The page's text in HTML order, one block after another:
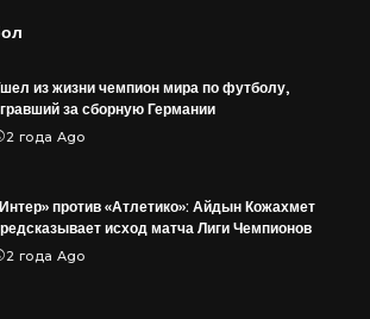
из жизни чемпион мира по футболу,
за сборную Германии
2 года Ago
против «Атлетико»: Айдын Кожахмет
исход матча Лиги Чемпионов
2 года Ago